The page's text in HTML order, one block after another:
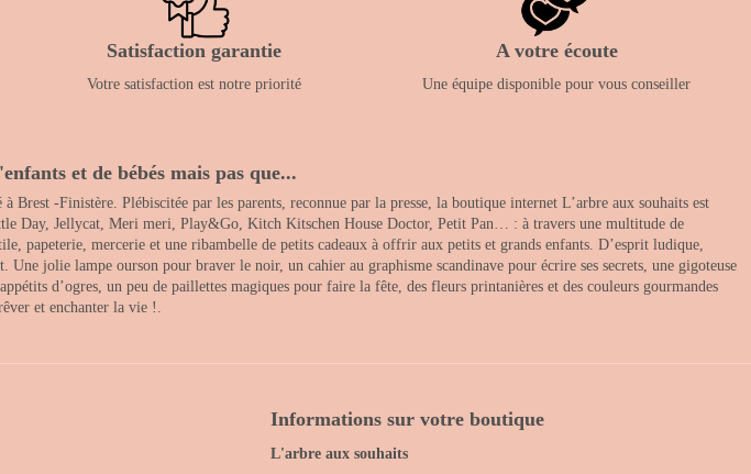
Satisfaction garantie
Votre satisfaction est notre priorité
A votre écoute
Une équipe disponible pour vous conseiller
et de bébés mais pas que...
-Finistère. Plébiscitée par les parents, reconnue par la presse, la boutique internet L’arbre aux souhaits est
Day, Jellycat, Meri meri, Play&Go, Kitch Kitschen House Doctor, Petit Pan… : à travers une multitude de
papeterie, mercerie et une ribambelle de petits cadeaux à offrir aux petits et grands enfants. D’esprit ludique,
jolie lampe ourson pour braver le noir, un cahier au graphisme scandinave pour écrire ses secrets, une gigoteuse
d’ogres, un peu de paillettes magiques pour faire la fête, des fleurs printanières et des couleurs gourmandes
et enchanter la vie !.
Informations sur votre boutique
L'arbre aux souhaits